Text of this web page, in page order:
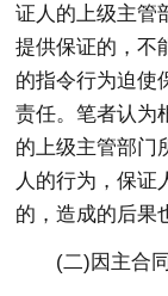
证人的上级主管
提供保证的，不
的指令行为迫使
责任。笔者认为
的上级主管部门
人的行为，保证
的，造成的后果
(二)因主合